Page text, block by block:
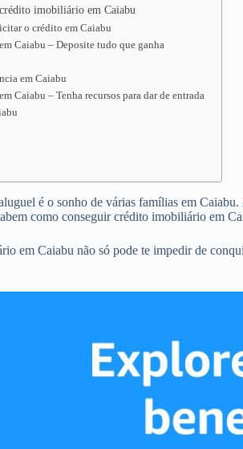
imobiliário em Caiabu
o crédito em Caiabu
Caiabu – Deposite tudo que ganha
em Caiabu
Caiabu – Tenha recursos para dar de entrada
é o sonho de várias famílias em
como conseguir crédito imobiliário em
em Caiabu não só pode te impedir de